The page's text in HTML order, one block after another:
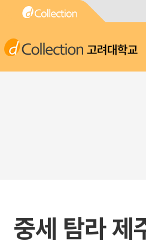
고려대학교
중세 탐라 제